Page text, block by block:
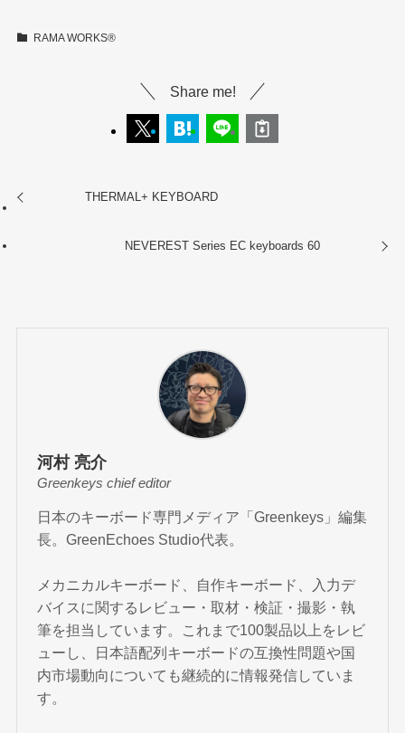
RAMA WORKS®︎
Share me!
THERMAL+ KEYBOARD
NEVEREST Series EC keyboards 60
河村 亮介
Greenkeys chief editor
日本のキーボード専門メディア「Greenkeys」編集
長。GreenEchoes Studio代表。
メカニカルキーボード、自作キーボード、入力デ
バイスに関するレビュー・取材・検証・撮影・執
筆を担当しています。これまで100製品以上をレビ
ューし、日本語配列キーボードの互換性問題や国
内市場動向についても継続的に情報発信していま
す。